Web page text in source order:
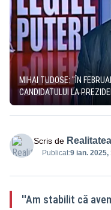
MIHAI TUDOSE: "ÎN
CANDIDATULUI LA
Scris de
Publicat:9 ian. 2025,
''Am stabilit că